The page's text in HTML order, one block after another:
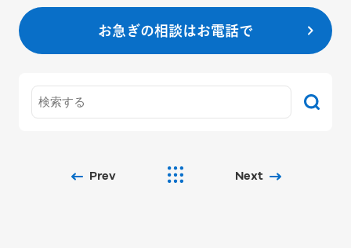
お急ぎの相談はお電話で
Prev Next